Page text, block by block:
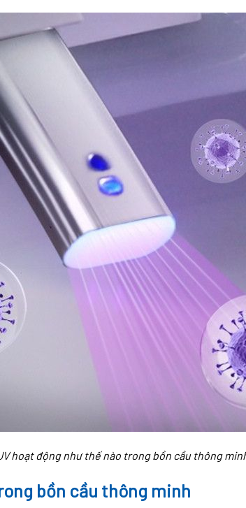
hoạt động như thế nào trong bồn cầu thông
bồn cầu thông minh